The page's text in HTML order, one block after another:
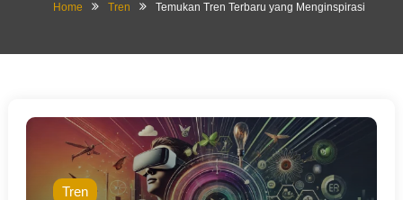
Home Tren Temukan Tren Terbaru yang Menginspirasi
Tren